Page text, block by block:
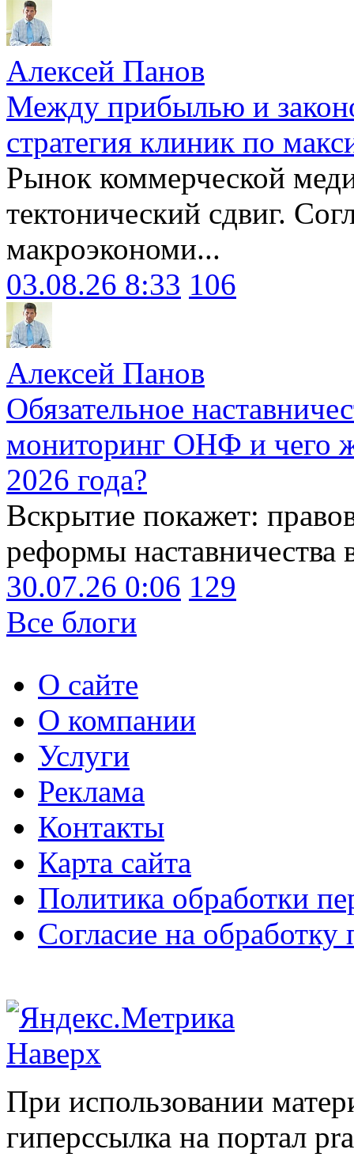
Алексей Панов
Между прибылью и
стратегия клиник по
Рынок коммерческой
тектонический сдвиг.
макроэкономи...
03.08.26 8:33 106
Алексей Панов
Обязательное
мониторинг ОНФ и чего
2026 года?
Вскрытие покажет:
реформы наставничества
30.07.26 0:06 129
Все блоги
О сайте
О компании
Услуги
Реклама
Контакты
Карта сайта
Политика обработки
Согласие на
Наверх
При использовании
гиперссылка на портал